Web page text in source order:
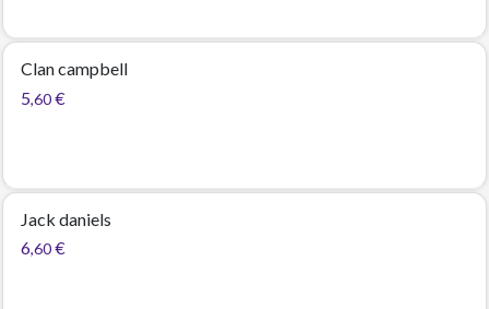
Clan campbell
5,60 €
Jack daniels
6,60 €